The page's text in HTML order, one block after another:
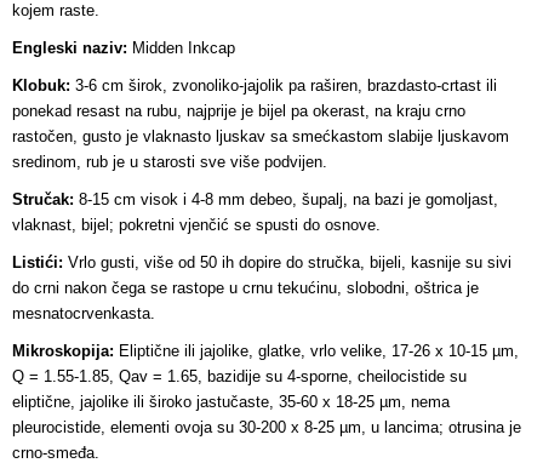
kojem raste.
Engleski naziv: Midden Inkcap
Klobuk: 3-6 cm širok, zvonoliko-jajolik pa raširen, brazdasto-crtast ili
ponekad resast na rubu, najprije je bijel pa okerast, na kraju crno
rastočen, gusto je vlaknasto ljuskav sa smećkastom slabije ljuskavom
sredinom, rub je u starosti sve više podvijen.
Stručak: 8-15 cm visok i 4-8 mm debeo, šupalj, na bazi je gomoljast,
vlaknast, bijel; pokretni vjenčić se spusti do osnove.
Listići: Vrlo gusti, više od 50 ih dopire do stručka, bijeli, kasnije su sivi
do crni nakon čega se rastope u crnu tekućinu, slobodni, oštrica je
mesnatocrvenkasta.
Mikroskopija: Eliptične ili jajolike, glatke, vrlo velike, 17-26 x 10-15 µm,
Q = 1.55-1.85, Qav = 1.65, bazidije su 4-sporne, cheilocistide su
eliptične, jajolike ili široko jastučaste, 35-60 x 18-25 µm, nema
pleurocistide, elementi ovoja su 30-200 x 8-25 µm, u lancima; otrusina je
crno-smeđa.